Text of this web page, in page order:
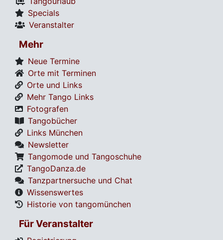
Specials
Veranstalter
Mehr
Neue Termine
Orte mit Terminen
Orte und Links
Mehr Tango Links
Fotografen
Tangobücher
Links München
Newsletter
Tangomode und Tangoschuhe
TangoDanza.de
Tanzpartnersuche und Chat
Wissenswertes
Historie von tangomünchen
Für Veranstalter